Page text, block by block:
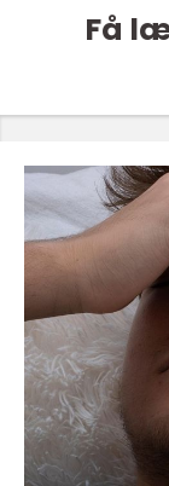
Få